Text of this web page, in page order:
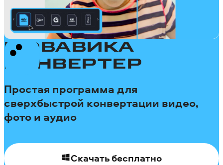
МОВАВИКА
КОНВЕРТЕР
Простая программа для
сверхбыстрой конвертации видео,
фото и аудио
Скачать бесплатно